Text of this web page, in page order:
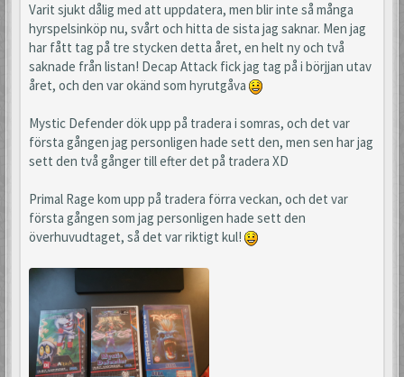
Varit sjukt dålig med att uppdatera, men blir inte så många
hyrspelsinköp nu, svårt och hitta de sista jag saknar. Men jag
har fått tag på tre stycken detta året, en helt ny och två
saknade från listan! Decap Attack fick jag tag på i börjjan utav
året, och den var okänd som hyrutgåva
Mystic Defender dök upp på tradera i somras, och det var
första gången jag personligen hade sett den, men sen har jag
sett den två gånger till efter det på tradera XD
Primal Rage kom upp på tradera förra veckan, och det var
första gången som jag personligen hade sett den
överhuvudtaget, så det var riktigt kul!